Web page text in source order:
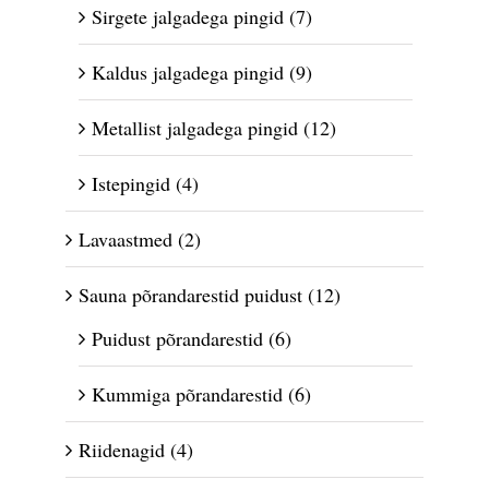
Sirgete jalgadega pingid (7)
Kaldus jalgadega pingid (9)
Metallist jalgadega pingid (12)
Istepingid (4)
Lavaastmed (2)
Sauna põrandarestid puidust (12)
Puidust põrandarestid (6)
Kummiga põrandarestid (6)
Riidenagid (4)